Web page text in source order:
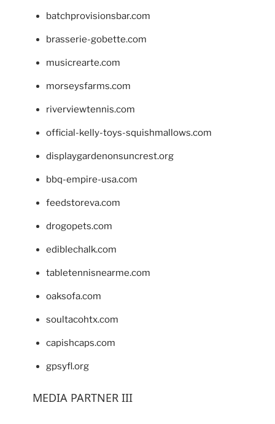
batchprovisionsbar.com
brasserie-gobette.com
musicrearte.com
morseysfarms.com
riverviewtennis.com
official-kelly-toys-squishmallows.com
displaygardenonsuncrest.org
bbq-empire-usa.com
feedstoreva.com
drogopets.com
ediblechalk.com
tabletennisnearme.com
oaksofa.com
soultacohtx.com
capishcaps.com
gpsyfl.org
MEDIA PARTNER III